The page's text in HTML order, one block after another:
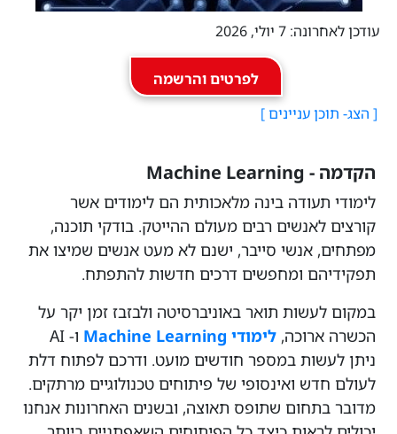
עודכן לאחרונה: 7 יולי, 2026
לפרטים והרשמה
הקדמה - Machine Learning
לימודי תעודה בינה מלאכותית הם לימודים אשר
קורצים לאנשים רבים מעולם ההייטק. בודקי תוכנה,
מפתחים, אנשי סייבר, ישנם לא מעט אנשים שמיצו את
תפקידיהם ומחפשים דרכים חדשות להתפתח.
במקום לעשות תואר באוניברסיטה ולבזבז זמן יקר על
הכשרה ארוכה, לימודי Machine Learning
ו- AI
ניתן לעשות במספר חודשים מועט. ודרכם לפתוח דלת
לעולם חדש ואינסופי של פיתוחים טכנולוגיים מרתקים.
מדובר בתחום שתופס תאוצה, ובשנים האחרונות אנחנו